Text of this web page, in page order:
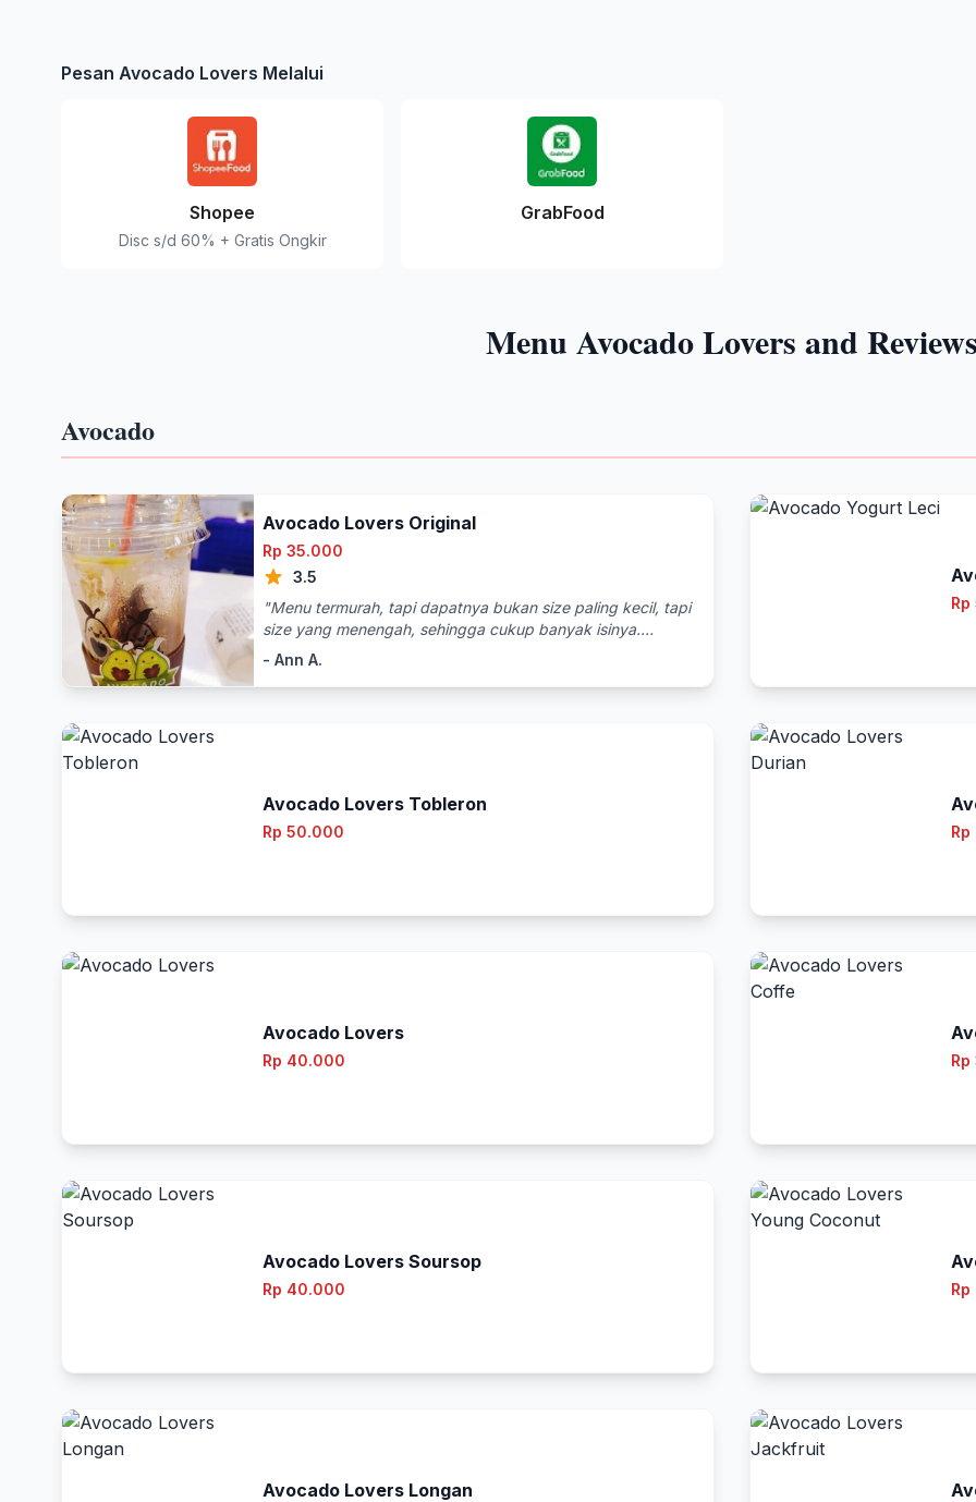
Pesan Avocado Lovers Melalui
Shopee
Disc s/d 60% + Gratis Ongkir
GrabFood
Menu Avocado Lovers and
Avocado
Avocado Lovers Original
Rp 35.000
3.5
"Menu termurah, tapi dapatnya bukan size paling kecil, tapi
size yang menengah, sehingga cukup banyak isinya.
Harganya 35 ribu. Bedanya dengan menu-menu lainnya,
- Ann A.
Avocado Lovers Tobleron
Rp 50.000
Avocado Lovers
Rp 40.000
Avocado Lovers Soursop
Rp 40.000
Avocado Lovers Longan